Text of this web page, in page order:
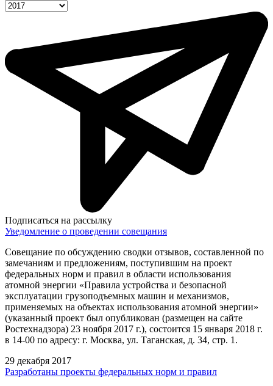
Подписаться на рассылку
Уведомление о проведении совещания
Совещание по обсуждению сводки отзывов, составленной по
замечаниям и предложениям, поступившим на проект
федеральных норм и правил в области использования
атомной энергии «Правила устройства и безопасной
эксплуатации грузоподъемных машин и механизмов,
применяемых на объектах использования атомной энергии»
(указанный проект был опубликован (размещен на сайте
Ростехнадзора) 23 ноября 2017 г.), состоится 15 января 2018 г.
в 14-00 по адресу: г. Москва, ул. Таганская, д. 34, стр. 1.
29 декабря 2017
Разработаны проекты федеральных норм и правил